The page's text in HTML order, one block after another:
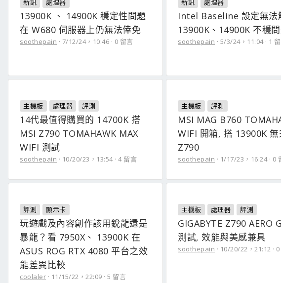
新訊 處理器
13900K 、 14900K 穩定性問題
在 W680 伺服器上仍無法倖免
soothepain 7/12/24，10:46 0 留言
新訊 處理器
Intel Baseline 設定無法
13900K、14900K 不穩
soothepain 5/3/24，11:04 1
主機板 處理器 評測
14代最值得購買的 14700K 搭
MSI Z790 TOMAHAWK MAX
WIFI 測試
soothepain 10/20/23，13:54 4 留言
主機板 評測
MSI MAG B760
WIFI 開箱, 搭 13900K 無
Z790
soothepain 1/17/23，16:24 0
評測 顯示卡
玩遊戲及內容創作該用銳龍還是
暴龍？看 7950X、 13900K 在
ASUS ROG RTX 4080 平台之效
能差異比較
coolaler 11/15/22，22:09 5 留言
主機板 處理器 評測
GIGABYTE Z790 AERO
測試, 效能與美感兼具
soothepain 10/20/22，21:12